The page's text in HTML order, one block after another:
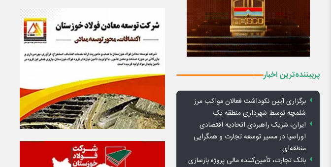
پربیننده‌ترین اخبار
برگزاری آیین نکوداشت فعالان مواکب مرز
شلمچه توسط شهرداری منطقه یک
ایران، شریک راهبردی اتحادیه اقتصادی
اوراسیا در مسیر توسعه تجارت و همگرایی
منطقه‌ای
بانک تجارت، تأمین‌کننده مالی پروژه بازسازی